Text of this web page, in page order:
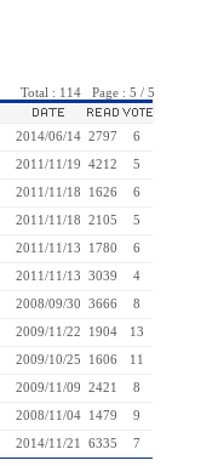
Total : 114 Page : 5 / 5
2014/06/14 2797 6
2011/11/19 4212 5
2011/11/18 1626 6
2011/11/18 2105 5
2011/11/13 1780 6
2011/11/13 3039 4
2008/09/30 3666 8
2009/11/22 1904 13
2009/10/25 1606 11
2009/11/09 2421 8
2008/11/04 1479 9
2014/11/21 6335 7